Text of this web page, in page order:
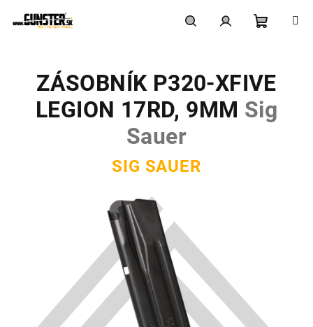
košík
ZÁSOBNÍK P320-XFIVE
LEGION 17RD, 9MM Sig
Sauer
SIG SAUER